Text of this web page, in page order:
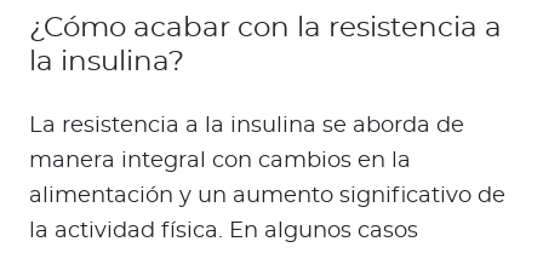
¿Cómo acabar con la resistencia a
la insulina?
La resistencia a la insulina se aborda de
manera integral con cambios en la
alimentación y un aumento significativo de
la actividad física. En algunos casos